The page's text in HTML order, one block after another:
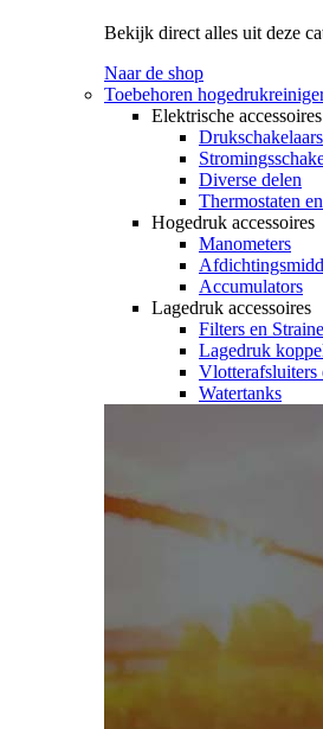
Bekijk direct alles uit deze
Naar de shop
Toebehoren
Elektrische accessoires
Drukschakelaars
Diverse delen
Thermostaten
Hogedruk accessoires
Manometers
Accumulators
Lagedruk accessoires
Filters en
Lagedruk
Vlotterafsluiters
Watertanks